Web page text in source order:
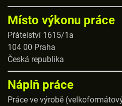
Místo výkonu práce
Přátelství 1615/1a
104 00 Praha
Česká republika
Náplň práce
Práce ve výrobě